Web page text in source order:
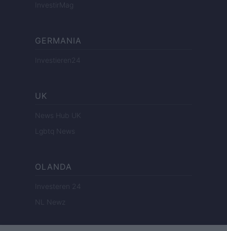
InvestirMag
GERMANIA
Investieren24
UK
News Hub UK
Lgbtq News
OLANDA
Investeren 24
NL Newz